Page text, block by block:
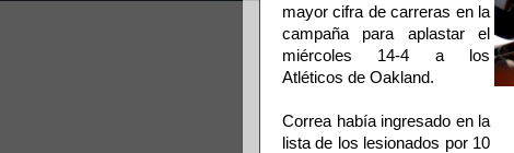
mayor cifra de carreras en la
campaña para aplastar el
miércoles 14-4 a los
Atléticos de Oakland.
Correa había ingresado en la
lista de los lesionados por 10